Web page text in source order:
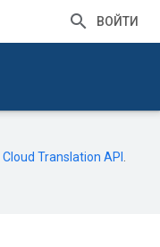
ВОЙТИ
Cloud Translation API